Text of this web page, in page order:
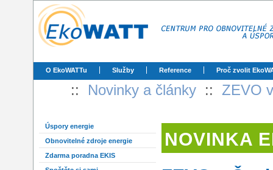
O EkoWATTu Služby Reference Proč zvolit
:: Novinky a články :: ZEVO
Úspory energie
Obnovitelné zdroje energie
Zdarma poradna EKIS
NOVINKA